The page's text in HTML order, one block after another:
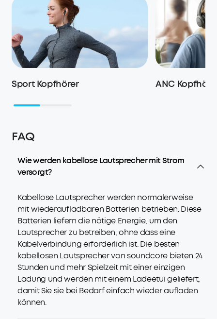
Sport Kopfhörer ANC
FAQ
Wie werden kabellose Lautsprecher mit Strom
versorgt?
Kabellose Lautsprecher werden normalerweise
mit wiederaufladbaren Batterien betrieben. Diese
Batterien liefern die nötige Energie, um den
Lautsprecher zu betreiben, ohne dass eine
Kabelverbindung erforderlich ist. Die besten
kabellosen Lautsprecher von soundcore bieten 24
Stunden und mehr Spielzeit mit einer einzigen
Ladung und werden mit einem Ladeetui geliefert,
damit Sie sie bei Bedarf einfach wieder aufladen
können.